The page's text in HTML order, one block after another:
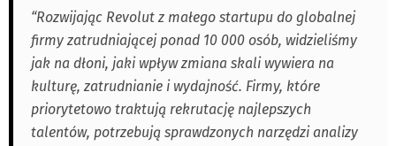
“Rozwijając Revolut z małego startupu do globalnej
firmy zatrudniającej ponad 10 000 osób, widzieliśmy
jak na dłoni, jaki wpływ zmiana skali wywiera na
kulturę, zatrudnianie i wydajność. Firmy, które
priorytetowo traktują rekrutację najlepszych
talentów, potrzebują sprawdzonych narzędzi analizy